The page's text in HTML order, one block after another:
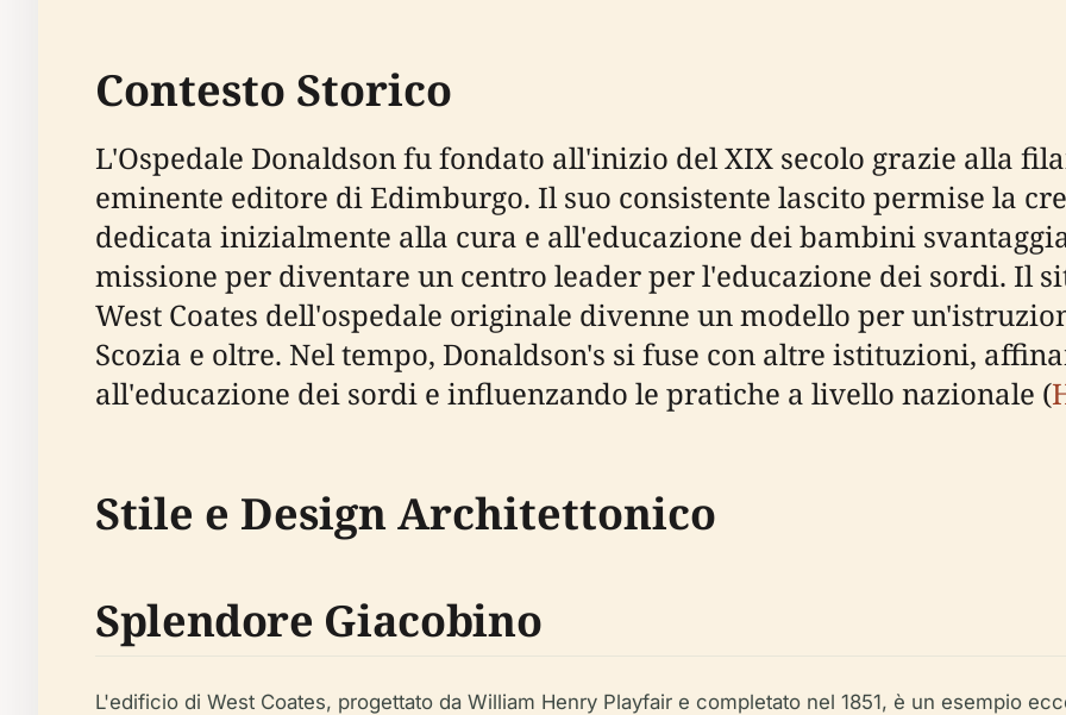
Contesto Storico
L'Ospedale Donaldson fu fondato all'inizio del XIX secolo grazie alla
eminente editore di Edimburgo. Il suo consistente lascito permise la
dedicata inizialmente alla cura e all'educazione dei bambini
missione per diventare un centro leader per l'educazione dei sordi. Il
West Coates dell'ospedale originale divenne un modello per
Scozia e oltre. Nel tempo, Donaldson's si fuse con altre istituzioni,
all'educazione dei sordi e influenzando le pratiche a livello nazionale (
Stile e Design Architettonico
Splendore Giacobino
L'edificio di West Coates, progettato da William Henry Playfair e completato nel 1851, è un esempio